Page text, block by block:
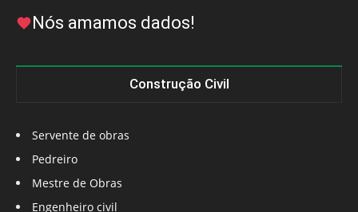
Nós amamos dados!
Construção Civil
Servente de obras
Pedreiro
Mestre de Obras
Engenheiro civil